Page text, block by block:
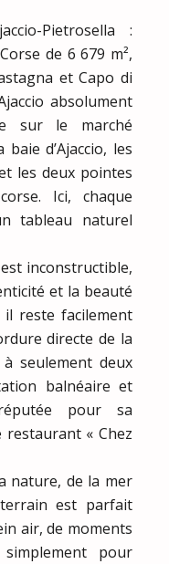
Pietrosella :
de 6 679 m²,
et Capo di
absolument
sur le marché
d’Ajaccio, les
les deux pointes
Ici, chaque
tableau naturel
inconstructible,
et la beauté
reste facilement
directe de la
seulement deux
balnéaire et
pour sa
« Chez
nature, de la mer
est parfait
air, de moments
pour